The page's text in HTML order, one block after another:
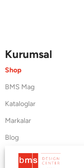
Kurumsal
Shop
BMS Mag
Kataloglar
Markalar
Blog
Hakkımızda